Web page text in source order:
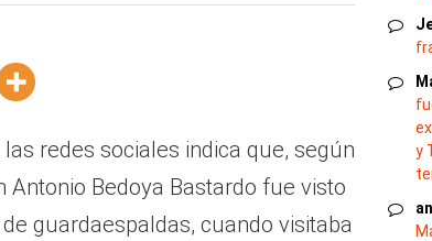
redes sociales indica que, según
Bedoya Bastardo fue visto
guardaespaldas, cuando visitaba
y